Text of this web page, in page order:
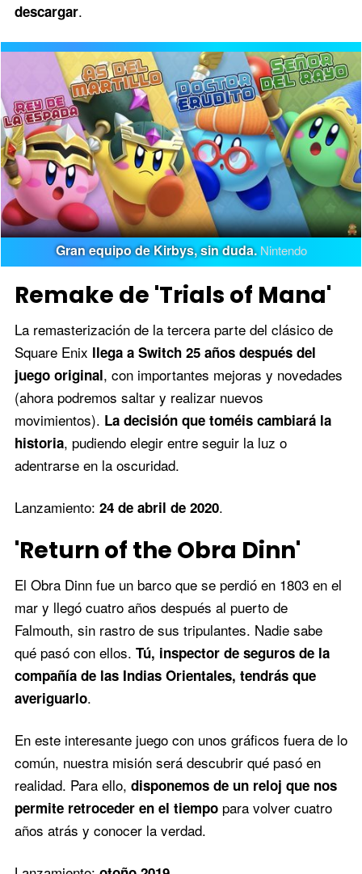
descargar.
Gran equipo de Kirbys, sin duda.Nintendo
Remake de 'Trials of Mana'
La remasterización de la tercera parte del clásico de
Square Enix llega a Switch 25 años después del
juego original, con importantes mejoras y novedades
(ahora podremos saltar y realizar nuevos
movimientos). La decisión que toméis cambiará la
historia, pudiendo elegir entre seguir la luz o
adentrarse en la oscuridad.
Lanzamiento: 24 de abril de 2020.
'Return of the Obra Dinn'
El Obra Dinn fue un barco que se perdió en 1803 en el
mar y llegó cuatro años después al puerto de
Falmouth, sin rastro de sus tripulantes. Nadie sabe
qué pasó con ellos. Tú, inspector de seguros de la
compañía de las Indias Orientales, tendrás que
averiguarlo.
En este interesante juego con unos gráficos fuera de lo
común, nuestra misión será descubrir qué pasó en
realidad. Para ello, disponemos de un reloj que nos
permite retroceder en el tiempopara volver cuatro
años atrás y conocer la verdad.